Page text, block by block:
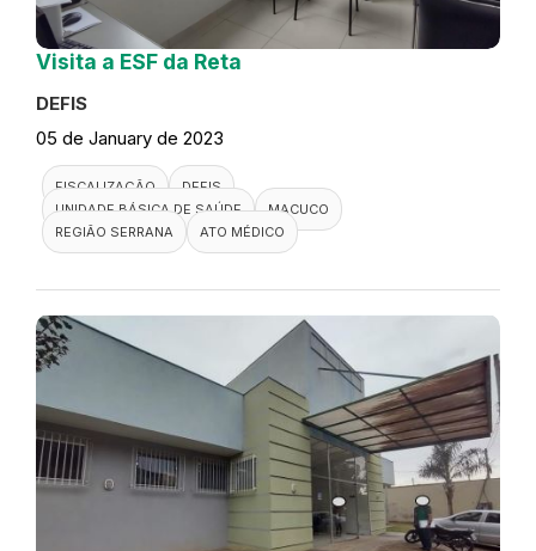
Visita a ESF da Reta
DEFIS
05 de January de 2023
FISCALIZAÇÃO
DEFIS
UNIDADE BÁSICA DE SAÚDE
MACUCO
REGIÃO SERRANA
ATO MÉDICO